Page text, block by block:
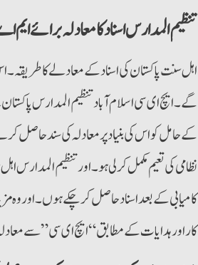
تنظیم المدارس اسناد کامعادلہ برائے
اہل سنت پاکستان کی اسناد کے معادلے کا
گے۔ ایچ ای سی اسلام آباد تنظیم المدارس
کے حامل کو اس کی بنیاد پرمعادلہ کی سند
نظامی کی تعیم مکمل کرلی ہو۔ اور تنظیم المدارس
کامیابی کے بعد اسناد حاصل کرچکے ہوں۔ اوروہ
کاراورہدایات کے مطابق “ایچ ای سی” سے